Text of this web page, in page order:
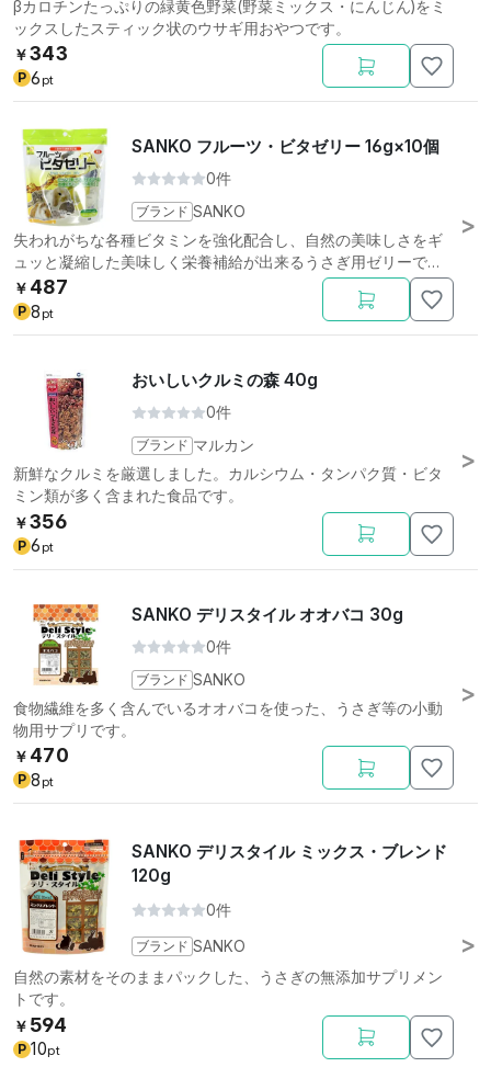
βカロチンたっぷりの緑黄色野菜(野菜ミックス・にんじん)をミ
ックスしたスティック状のウサギ用おやつです。
￥343
P 6 pt
SANKO フルーツ・ビタゼリー 16g×10個
0件
ブランド SANKO
失われがちな各種ビタミンを強化配合し、自然の美味しさをギ
ュッと凝縮した美味しく栄養補給が出来るうさぎ用ゼリーで
す。
￥ 487
P 8 pt
おいしいクルミの森 40g
0件
ブランド マルカン
新鮮なクルミを厳選しました。カルシウム・タンパク質・ビタ
ミン類が多く含まれた食品です。
￥356
P 6 pt
SANKO デリスタイル オオバコ 30g
0件
ブランド SANKO
食物繊維を多く含んでいるオオバコを使った、うさぎ等の小動
物用サプリです。
￥ 470
P 8 pt
SANKO デリスタイル ミックス・ブレンド
120g
0件
ブランド SANKO
自然の素材をそのままパックした、うさぎの無添加サプリメン
トです。
￥ 594
P 10pt